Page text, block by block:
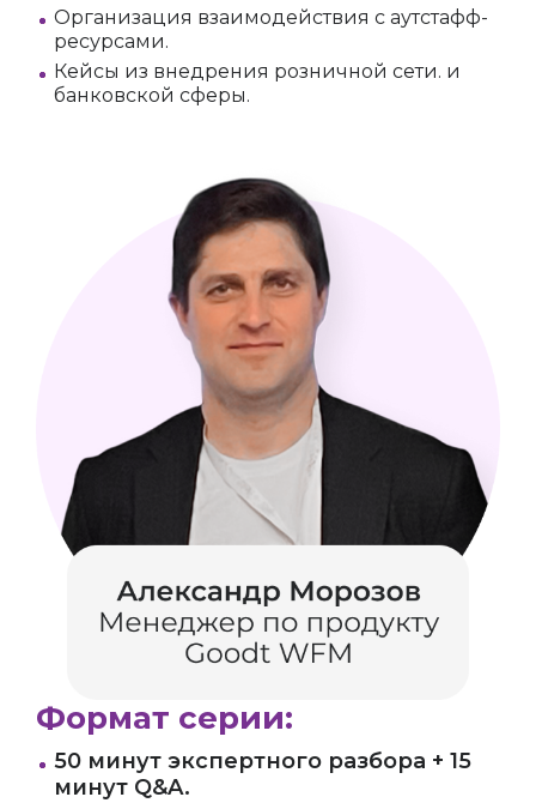
Организация взаимодействия с аутстафф-
ресурсами.
Кейсы из внедрения розничной сети. и
банковской сферы.
Формат серии:
50 минут экспертного разбора + 15
минут Q&A.